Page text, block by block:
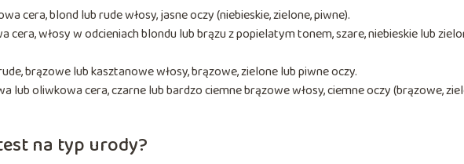
cera, blond lub rude włosy, jasne oczy (niebieskie, zielone, piwne).
cera, włosy w odcieniach blondu lub brązu z popielatym tonem, szare, niebieskie lub
brązowe lub kasztanowe włosy, brązowe, zielone lub piwne oczy.
lub oliwkowa cera, czarne lub bardzo ciemne brązowe włosy, ciemne oczy (brązowe,
na typ urody?